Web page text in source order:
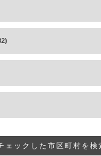
ェックした市区町村を検